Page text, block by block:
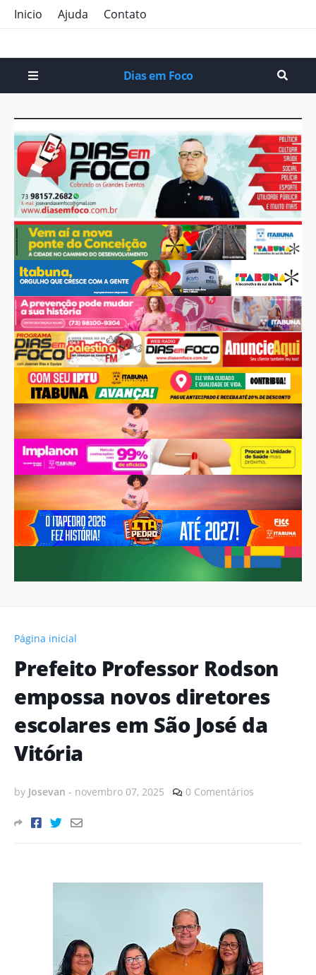
Inicio Ajuda Contato
Dias em Foco
Página inicial
Prefeito Professor Rodson
empossa novos diretores
escolares em São José da
Vitória
by Josevan - novembro 07, 2025 0 Comentários